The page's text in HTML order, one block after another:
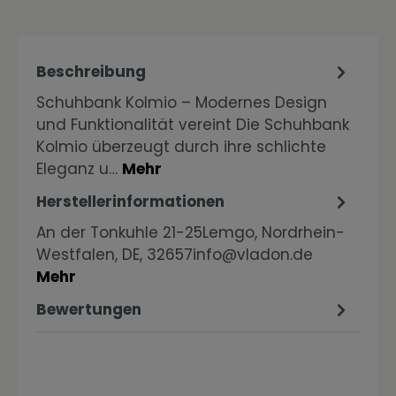
Beschreibung
Schuhbank Kolmio – Modernes Design
und Funktionalität vereint Die Schuhbank
Kolmio überzeugt durch ihre schlichte
Eleganz u… Mehr
Herstellerinformationen
An der Tonkuhle 21-25Lemgo, Nordrhein-
Westfalen, DE, 32657info@vladon.de
Mehr
Bewertungen